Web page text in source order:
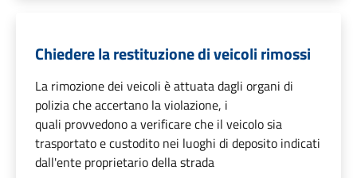
Chiedere la restituzione di veicoli rimossi
La rimozione dei veicoli è attuata dagli organi di
polizia che accertano la violazione, i
quali provvedono a verificare che il veicolo sia
trasportato e custodito nei luoghi di deposito indicati
dall'ente proprietario della strada